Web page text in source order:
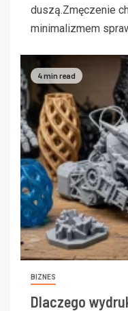
duszą.Zmęczenie
minimalizmem
4 min read
BIZNES
Dlaczego